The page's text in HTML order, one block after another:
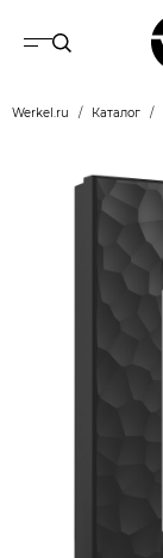
Werkel.ru Каталог